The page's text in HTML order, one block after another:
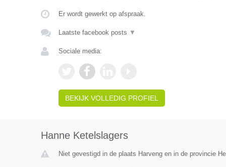
Er wordt gewerkt op afspraak.
Laatste facebook posts ▼
Sociale media:
BEKIJK VOLLEDIG PROFIEL
Hanne Ketelslagers
Niet gevestigd in de plaats Harveng en in de provincie